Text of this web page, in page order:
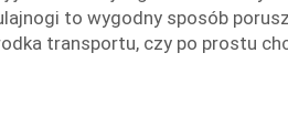
to wygodny sposób
transportu, czy po prostu